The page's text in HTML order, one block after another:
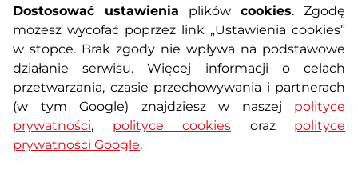
Metody płatności Program lojalnościowy
Usługi dodatkowe Reklamacje i serwis
Formularz kontaktowy Wyposażenie siłowni
Dostosować ustawienia plików cookies. Zgodę
możesz wycofać poprzez link „Ustawienia cookies”
w stopce. Brak zgody nie wpływa na podstawowe
działanie serwisu. Więcej informacji o celach
przetwarzania, czasie przechowywania i partnerach
(w tym Google) znajdziesz w naszej polityce
prywatności, polityce cookies oraz polityce
prywatności Google.